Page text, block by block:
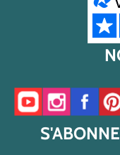
Accéder à notre
Accéder à